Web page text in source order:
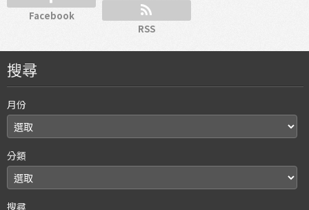
Facebook
RSS
搜尋
月份
分類
搜尋